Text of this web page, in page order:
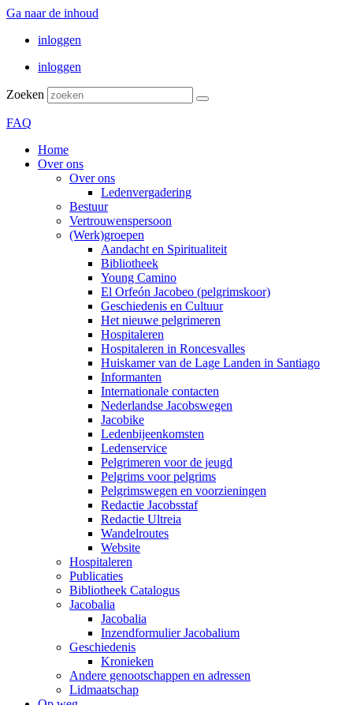
Ga naar de inhoud
inloggen
inloggen
Zoeken
FAQ
Home
Over ons
Over ons
Ledenvergadering
Bestuur
Vertrouwenspersoon
(Werk)groepen
Aandacht en Spiritualiteit
Bibliotheek
Young Camino
El Orfeón Jacobeo (pelgrimskoor)
Geschiedenis en Cultuur
Het nieuwe pelgrimeren
Hospitaleren
Hospitaleren in Roncesvalles
Huiskamer van de Lage Landen in Santiago
Informanten
Internationale contacten
Nederlandse Jacobswegen
Jacobike
Ledenbijeenkomsten
Ledenservice
Pelgrimeren voor de jeugd
Pelgrims voor pelgrims
Pelgrimswegen en voorzieningen
Redactie Jacobsstaf
Redactie Ultreia
Wandelroutes
Website
Hospitaleren
Publicaties
Bibliotheek Catalogus
Jacobalia
Jacobalia
Inzendformulier Jacobalium
Geschiedenis
Kronieken
Andere genootschappen en adressen
Lidmaatschap